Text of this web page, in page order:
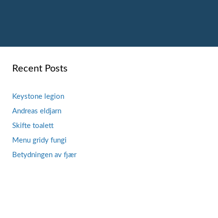
Recent Posts
Keystone legion
Andreas eldjarn
Skifte toalett
Menu gridy fungi
Betydningen av fjær